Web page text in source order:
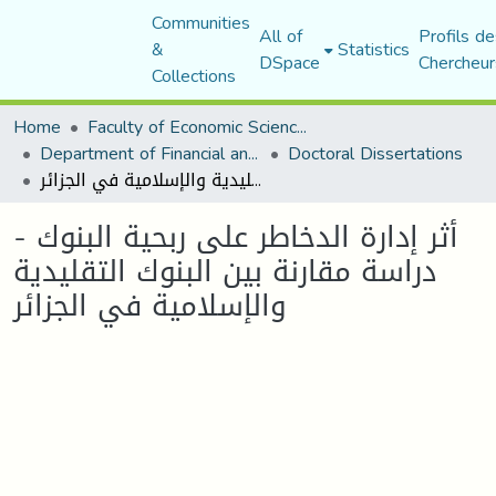
Communities
&
Collections
All of
DSpace Statistics Profils
Home
Faculty of Economic Sciences, Commerce and Management Sciences
Department of Financial and Accounting Sciences Doctoral Dissertations
أثر إدارة الدخاطر على ربحية البنوك - دراسة مقارنة بين البنوك التقليدية والإسلامية في الجزائر
أثر إدارة الدخاطر على ربحية البنوك -
دراسة مقارنة بين البنوك التقليدية
والإسلامية في الجزائر